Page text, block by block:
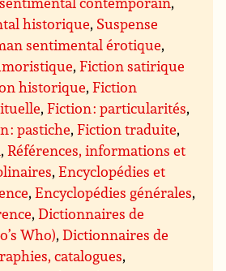
historique, Suspense
sentimental érotique,
,Fiction satirique
historique,Fiction
,Fiction : particularités,
: pastiche,Fiction traduite,
,Références, informations et
,Encyclopédies et
,Encyclopédies générales,
,Dictionnaires de
Who),Dictionnaires de
catalogues,